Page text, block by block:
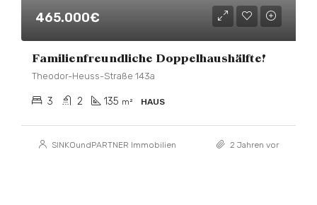
465.000€
Familienfreundliche Doppelhaushälfte!
Theodor-Heuss-Straße 143a
3 2 135 m² HAUS
SINKOundPARTNER Immobilien 2 Jahren vor